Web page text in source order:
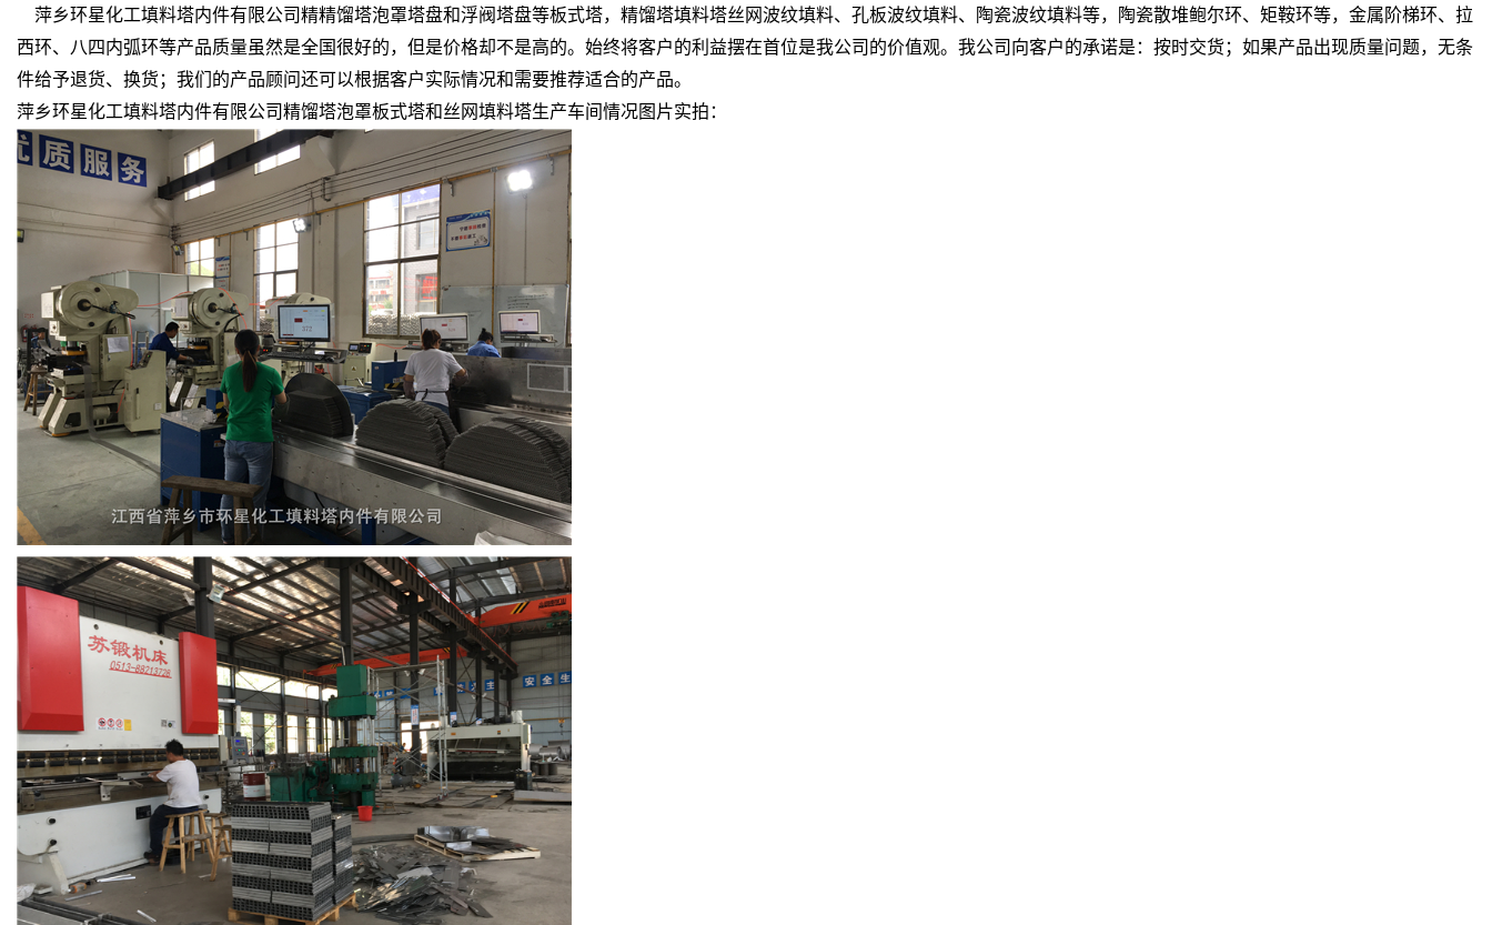
萍乡环星化工填料塔内件有限公司精精馏塔泡罩塔盘和浮阀塔盘等板式塔，精馏塔填料塔丝网波纹填料、孔板波纹填料、陶瓷波纹填料等，陶瓷散堆鲍尔环、矩鞍环等，金属阶梯环、拉
西环、八四内弧环等产品质量虽然是全国很好的，但是价格却不是高的。始终将客户的利益摆在首位是我公司的价值观。我公司向客户的承诺是：按时交货；如果产品出现质量问题，无条
件给予退货、换货；我们的产品顾问还可以根据客户实际情况和需要推荐适合的产品。
萍乡环星化工填料塔内件有限公司精馏塔泡罩板式塔和丝网填料塔生产车间情况图片实拍：